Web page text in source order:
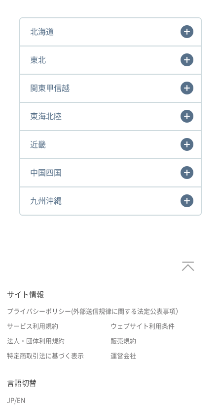
北海道
東北
関東甲信越
東海北陸
近畿
中国四国
九州沖縄
サイト情報
プライバシーポリシー(外部送信規律に関する法定公表事項）
サービス利用規約 ウェブサイト利用条件
法人・団体利用規約 販売規約
特定商取引法に基づく表示 運営会社
言語切替
JP/EN